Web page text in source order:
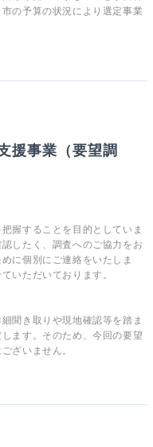
の予算の状況により選定事業
援事業（要望調
握することを目的としていま
したく、調査へのご協力をお
に個別にご連絡をいたしま
いただいております。
聞き取りや現地確認等を踏ま
ます。そのため、今回の要望
ざいません。